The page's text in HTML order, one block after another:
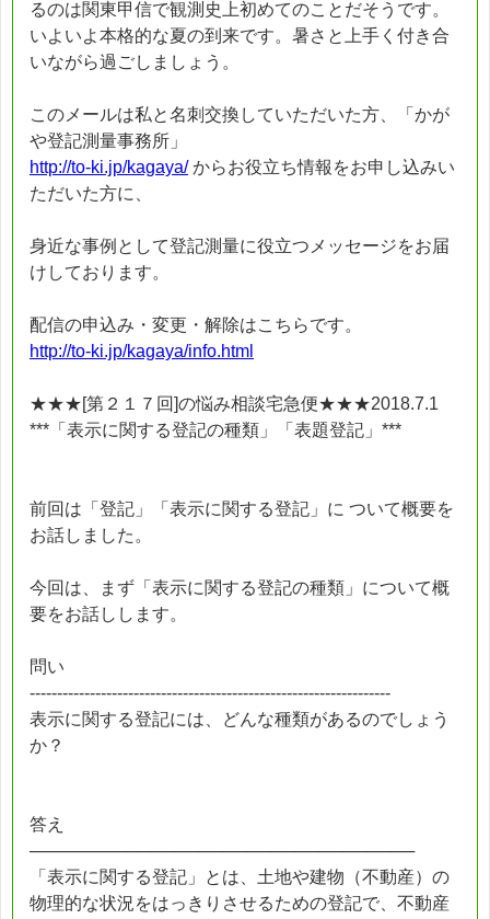
るのは関東甲信で観測史上初めてのことだそうです。
いよいよ本格的な夏の到来です。暑さと上手く付き合
いながら過ごしましょう。
このメールは私と名刺交換していただいた方、「かが
や登記測量事務所」
http://to-ki.jp/kagaya/からお役立ち情報をお申し込みい
ただいた方に、
身近な事例として登記測量に役立つメッセージをお届
けしております。
配信の申込み・変更・解除はこちらです。
http://to-ki.jp/kagaya/info.html
★★★[第２１７回]の悩み相談宅急便★★★2018.7.1
***「表示に関する登記の種類」「表題登記」***
前回は「登記」「表示に関する登記」に ついて概要を
お話しました。
今回は、まず「表示に関する登記の種類」について概
要をお話しします。
問い
------------------------------------------------------------------
表示に関する登記には、どんな種類があるのでしょう
か？
答え
────────────────────────────────
「表示に関する登記」とは、土地や建物（不動産）の
物理的な状況をはっきりさせるための登記で、不動産